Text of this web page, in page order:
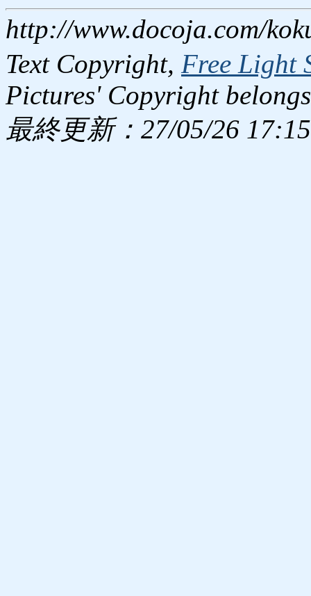
http://www.docoja.com/
Text Copyright, Free Light
Pictures' Copyright
最終更新：27/05/26 17:15